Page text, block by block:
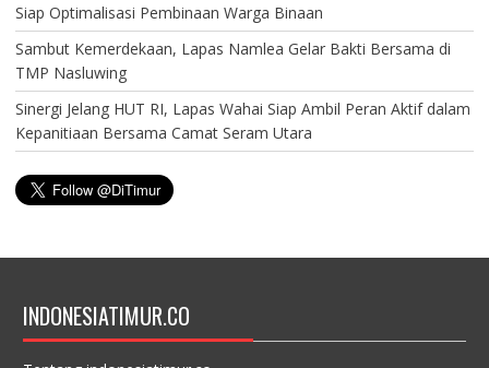
Siap Optimalisasi Pembinaan Warga Binaan
Sambut Kemerdekaan, Lapas Namlea Gelar Bakti Bersama di
TMP Nasluwing
Sinergi Jelang HUT RI, Lapas Wahai Siap Ambil Peran Aktif dalam
Kepanitiaan Bersama Camat Seram Utara
INDONESIATIMUR.CO